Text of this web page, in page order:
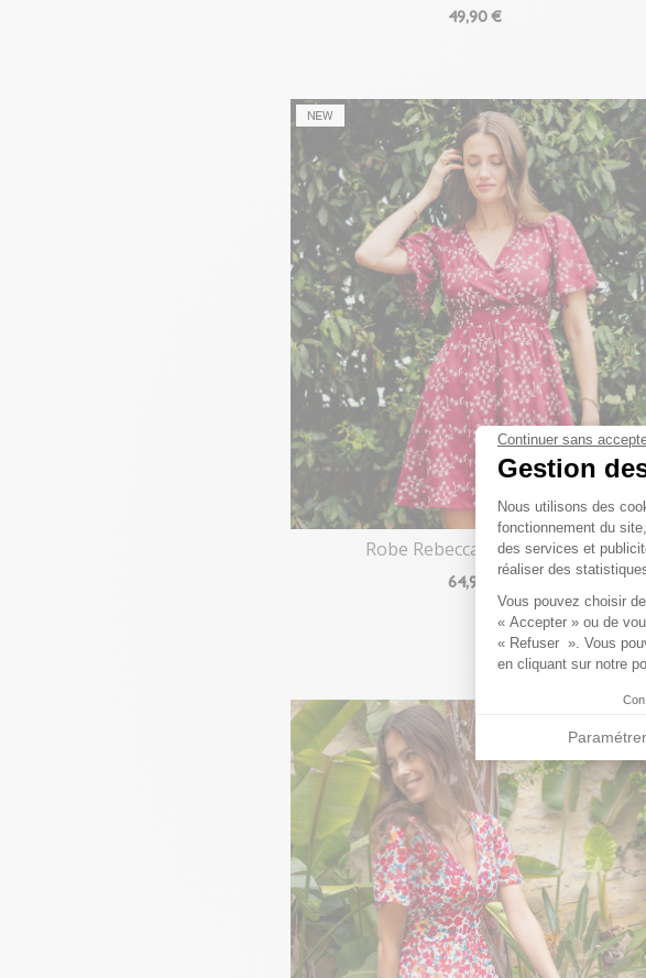
Continuer sans
Gestion
Plateforme
Nous utilisons des
fonctionnement du
des services et
réaliser des
Vous pouvez choisir
« Accepter » ou de
« Refuser ». Vous
en cliquant sur notre
Paramétrer
49,90 €
Robe Rebecca cache-coeur
64,90 €